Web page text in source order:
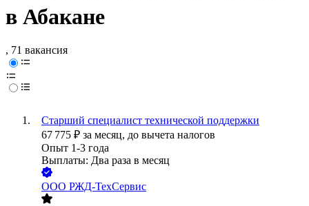
в Абакане
, 71 вакансия
Старший специалист технической поддержки
67 775 ₽ за месяц, до вычета налогов
Опыт 1-3 года
Выплаты: Два раза в месяц
ООО РЖД-ТехСервис